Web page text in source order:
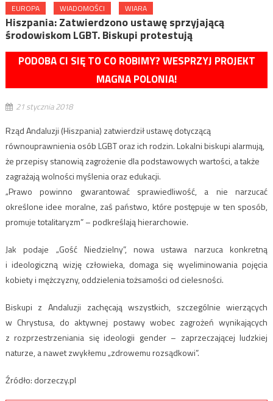
EUROPA WIADOMOŚCI WIARA
Hiszpania: Zatwierdzono ustawę sprzyjającą
środowiskom LGBT. Biskupi protestują
PODOBA CI SIĘ TO CO ROBIMY? WESPRZYJ PROJEKT
MAGNA POLONIA!
21 stycznia 2018
Rząd Andaluzji (Hiszpania) zatwierdził ustawę dotyczącą
równouprawnienia osób LGBT oraz ich rodzin. Lokalni biskupi alarmują,
że przepisy stanowią zagrożenie dla podstawowych wartości, a także
zagrażają wolności myślenia oraz edukacji.
„Prawo powinno gwarantować sprawiedliwość, a nie narzucać
określone idee moralne, zaś państwo, które postępuje w ten sposób,
promuje totalitaryzm” – podkreślają hierarchowie.
Jak podaje „Gość Niedzielny”, nowa ustawa narzuca konkretną
i ideologiczną wizję człowieka, domaga się wyeliminowania pojęcia
kobiety i mężczyzny, oddzielenia tożsamości od cielesności.
Biskupi z Andaluzji zachęcają wszystkich, szczególnie wierzących
w Chrystusa, do aktywnej postawy wobec zagrożeń wynikających
z rozprzestrzeniania się ideologii gender – zaprzeczającej ludzkiej
naturze, a nawet zwykłemu „zdrowemu rozsądkowi”.
Źródło: dorzeczy.pl